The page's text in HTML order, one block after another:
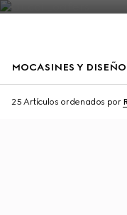
MOCASINES Y
25 Artículos ordenados por